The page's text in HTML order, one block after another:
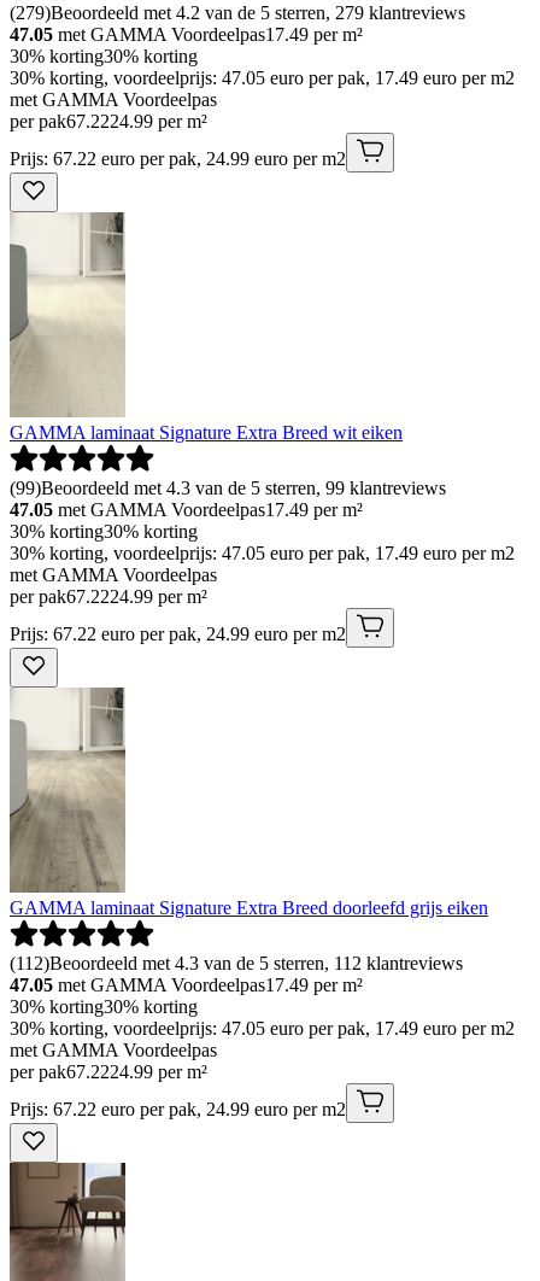
(279)Beoordeeld met 4.2 van de 5 sterren, 279 klantreviews
47.05 met GAMMA Voordeelpas17.49 per m²
30% korting30% korting
30% korting, voordeelprijs: 47.05 euro per pak, 17.49 euro per m2
met GAMMA Voordeelpas
per pak67.2224.99 per m²
Prijs: 67.22 euro per pak, 24.99 euro per m2
GAMMA laminaat Signature Extra Breed wit eiken
(99)Beoordeeld met 4.3 van de 5 sterren, 99 klantreviews
47.05 met GAMMA Voordeelpas17.49 per m²
30% korting30% korting
30% korting, voordeelprijs: 47.05 euro per pak, 17.49 euro per m2
met GAMMA Voordeelpas
per pak67.2224.99 per m²
Prijs: 67.22 euro per pak, 24.99 euro per m2
GAMMA laminaat Signature Extra Breed doorleefd grijs eiken
(112)Beoordeeld met 4.3 van de 5 sterren, 112 klantreviews
47.05 met GAMMA Voordeelpas17.49 per m²
30% korting30% korting
30% korting, voordeelprijs: 47.05 euro per pak, 17.49 euro per m2
met GAMMA Voordeelpas
per pak67.2224.99 per m²
Prijs: 67.22 euro per pak, 24.99 euro per m2